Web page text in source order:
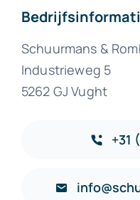
Schuurmans &
Industrieweg 5
5262 GJ Vught
+31